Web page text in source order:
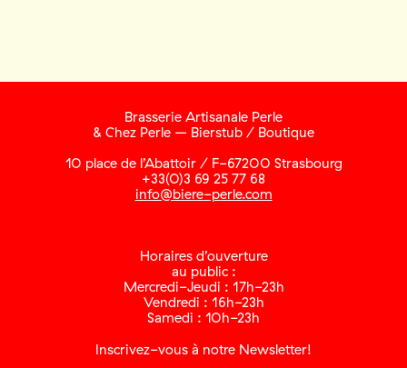
Brasserie Artisanale Perle
& Chez Perle – Bierstub / Boutique
10 place de l’Abattoir / F-67200 Strasbourg
+33(0)3 69 25 77 68
info@biere-perle.com
Horaires d’ouverture
au public :
Mercredi-Jeudi : 17h-23h
Vendredi : 16h-23h
Samedi : 10h-23h
Inscrivez-vous à notre Newsletter!